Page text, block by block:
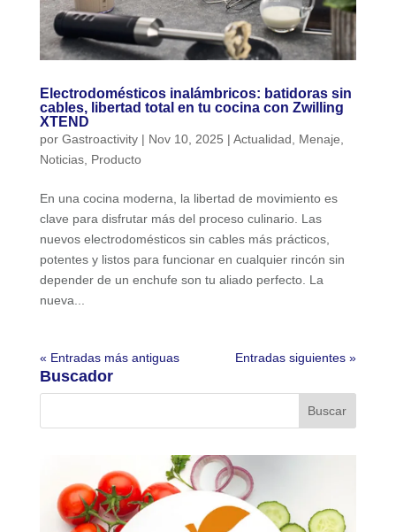
Electrodomésticos inalámbricos: batidoras sin
cables, libertad total en tu cocina con Zwilling
XTEND
por Gastroactivity| Nov 10, 2025 | Actualidad Menaje
Noticias, Producto
En una cocina moderna, la libertad de movimiento es
clave para disfrutar más del proceso culinario. Las
nuevos electrodomésticos sin cables más prácticos,
potentes y listos para funcionar en cualquier rincón sin
depender de un enchufe son tu aliado perfecto. La
nueva...
« Entradas más antiguas Entradas siguientes »
Buscador